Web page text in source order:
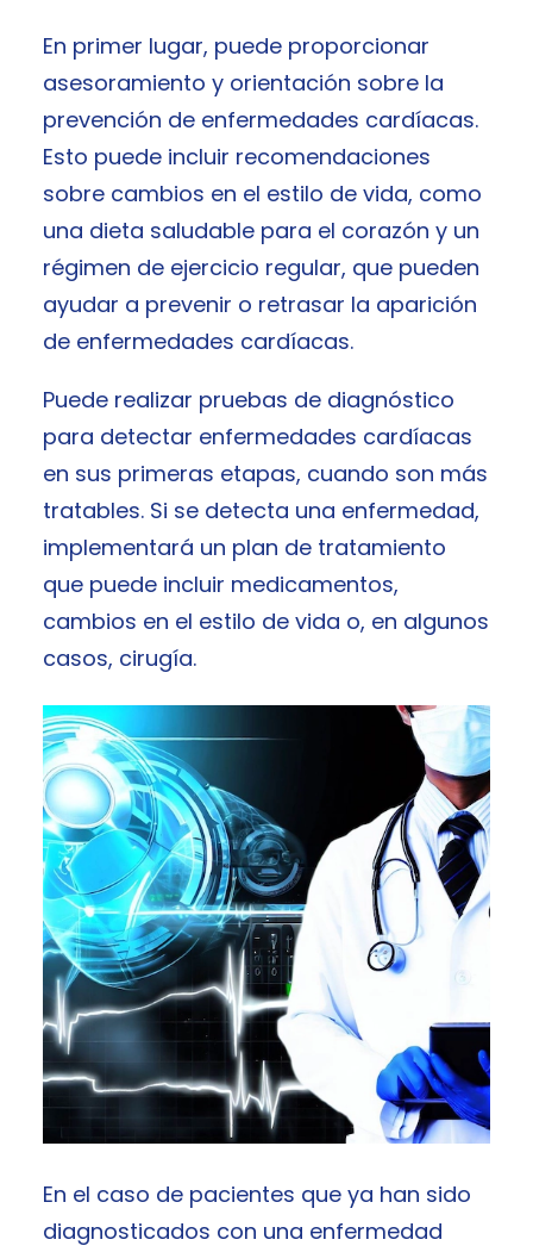
En primer lugar, puede proporcionar
asesoramiento y orientación sobre la
prevención de enfermedades cardíacas.
Esto puede incluir recomendaciones
sobre cambios en el estilo de vida, como
una dieta saludable para el corazón y un
régimen de ejercicio regular, que pueden
ayudar a prevenir o retrasar la aparición
de enfermedades cardíacas.
Puede realizar pruebas de diagnóstico
para detectar enfermedades cardíacas
en sus primeras etapas, cuando son más
tratables. Si se detecta una enfermedad,
implementará un plan de tratamiento
que puede incluir medicamentos,
cambios en el estilo de vida o, en algunos
casos, cirugía.
En el caso de pacientes que ya han sido
diagnosticados con una enfermedad